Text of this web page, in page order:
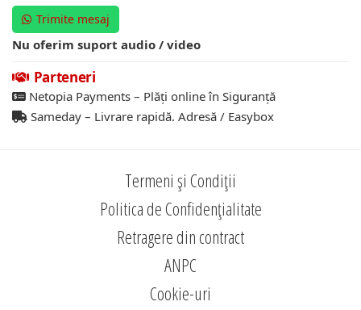
Trimite mesaj
Nu oferim suport audio / video
Parteneri
Netopia Payments – Plăți online în Siguranță
Sameday – Livrare rapidă. Adresă / Easybox
Termeni și Condiții
Politica de Confidențialitate
Retragere din contract
ANPC
Cookie-uri